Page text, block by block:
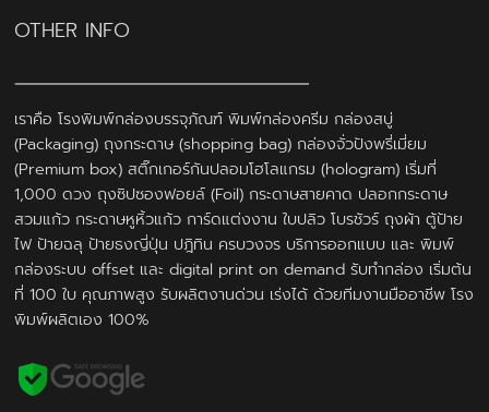
OTHER INFO
เราคือ โรงพิมพ์กล่องบรรจุภัณฑ์ พิมพ์กล่องครีม กล่องสบู่
(Packaging) ถุงกระดาษ (shopping bag) กล่องจั่วปังพรี่เมี่ยม
(Premium box) สติ๊กเกอร์กันปลอมโฮโลแกรม (hologram) เริ่มที่
1,000 ดวง ถุงซิปซองฟอยล์ (Foil) กระดาษสายคาด ปลอกกระดาษ
สวมแก้ว กระดาษหูหิ้วแก้ว การ์ดแต่งงาน ใบปลิว โบรชัวร์ ถุงผ้า ตู้ป้าย
ไฟ ป้ายฉลุ ป้ายธงญี่ปุ่น ปฎิทิน ครบวงจร บริการออกแบบ และ พิมพ์
กล่องระบบ offset และ digital print on demand รับทำกล่อง เริ่มต้น
ที่ 100 ใบ คุณภาพสูง รับผลิตงานด่วน เร่งได้ ด้วยทีมงานมืออาชีพ โรง
พิมพ์ผลิตเอง 100%